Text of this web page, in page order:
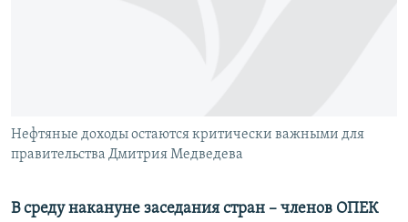
Все сайты RFE/RL
Нефтяные доходы остаются критически важными для
правительства Дмитрия Медведева
В среду накануне заседания стран – членов ОПЕК